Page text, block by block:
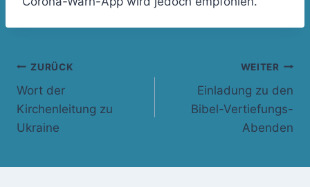
Beitragsnavigation
ZURÜCK
Wort der
Kirchenleitung zu
Ukraine
WEITER
Einladung zu den
Bibel-Vertiefungs-
Abenden